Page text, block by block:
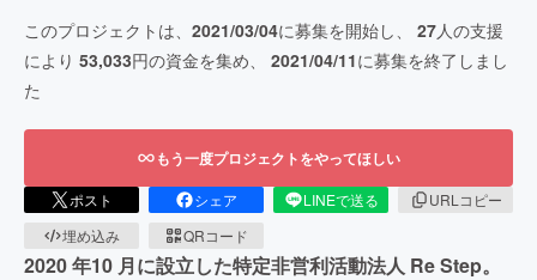
このプロジェクトは、 2021/03/04に募集を開始し、 27人の支援
により 53,033円の資金を集め、 2021/04/11に募集を終了しまし
た
もう一度プロジェクトをやってほしい
ポスト シェア LINEで送る
URLコピー
埋め込み
QRコード
2020 年10 月に設立した特定非営利活動法人 Re Step。